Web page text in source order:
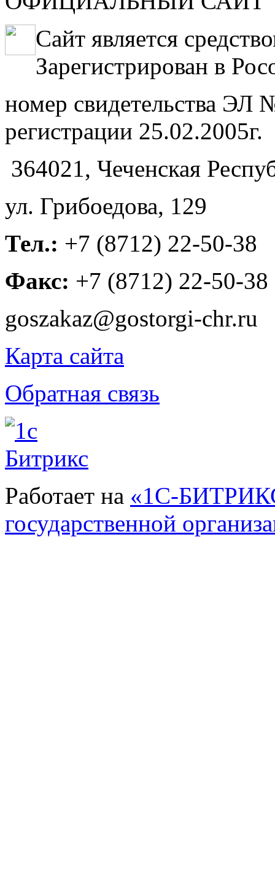
Сайт является
Зарегистрирован в
номер свидетельства
регистрации 25.02.2005г.
364021, Чеченская
ул. Грибоедова, 129
Тел.: +7 (8712) 22-50-38
Факс: +7 (8712) 22-50-38
goszakaz@gostorgi-chr.ru
Карта сайта
Обратная связь
Работает на «1С-
государственной